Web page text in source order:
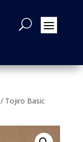
/ Tojiro Basic